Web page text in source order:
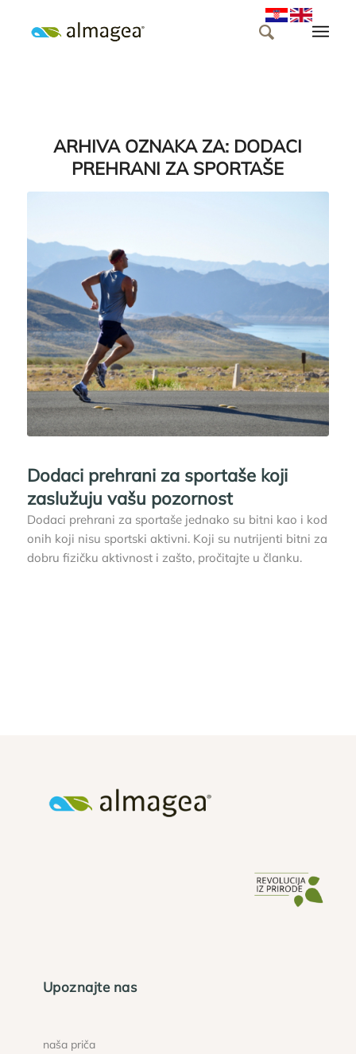
ARHIVA OZNAKA ZA: DODACI
PREHRANI ZA SPORTAŠE
Dodaci prehrani za sportaše koji
zaslužuju vašu pozornost
Dodaci prehrani za sportaše jednako su bitni kao i kod
onih koji nisu sportski aktivni. Koji su nutrijenti bitni za
dobru fizičku aktivnost i zašto, pročitajte u članku.
Upoznajte nas
naša priča